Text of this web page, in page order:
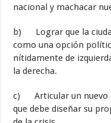
nacional y machacar
b) Lograr que la
como una opción
nítidamente de
la derecha.
c) Articular un nuevo
que debe diseñar su